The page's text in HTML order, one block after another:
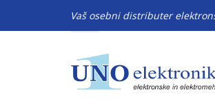
Vaš osebni distributer